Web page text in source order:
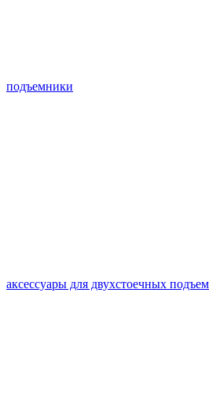
подъемники
аксессуары для двухстоечных